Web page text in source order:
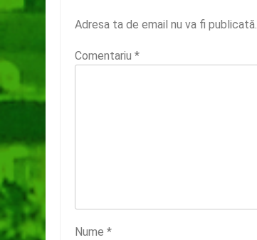
Adresa ta de email nu va fi publicată.
Comentariu *
Nume *